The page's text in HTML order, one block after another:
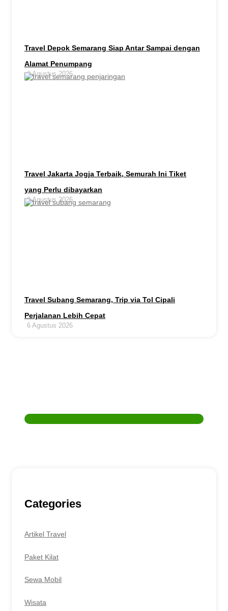
Travel Depok Semarang Siap Antar Sampai dengan
Alamat Penumpang
6 Agustus 2026
Travel Jakarta Jogja Terbaik, Semurah Ini Tiket
yang Perlu dibayarkan
6 Agustus 2026
Travel Subang Semarang, Trip via Tol Cipali
Perjalanan Lebih Cepat
6 Agustus 2026
Categories
Artikel Travel
Paket Kilat
Sewa Mobil
Wisata